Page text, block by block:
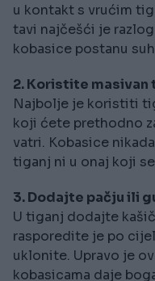
u kontakt s vrućim
tavi najčešći je
kobasice postanu
2. Koristite masivan
Najbolje je koristiti
koji ćete prethodno
vatri. Kobasice
tiganj ni u onaj koji
3. Dodajte pačju ili
U tiganj dodajte
rasporedite je po
uklonite. Upravo je
kobasicama daje